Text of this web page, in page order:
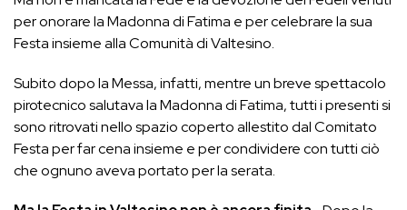
per onorare la Madonna di Fatima e per celebrare la sua
Festa insieme alla Comunità di Valtesino.
Subito dopo la Messa, infatti, mentre un breve spettacolo
pirotecnico salutava la Madonna di Fatima, tutti i presenti si
sono ritrovati nello spazio coperto allestito dal Comitato
Festa per far cena insieme e per condividere con tutti ciò
che ognuno aveva portato per la serata.